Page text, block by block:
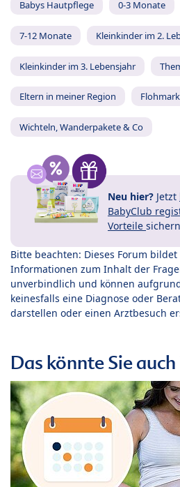
Babys Hautpflege 0-3 Monate
7-12 Monate Kleinkinder im 2.
Kleinkinder im 3. Lebensjahr
Eltern in meiner Region
Wichteln, Wanderpakete & Co
Neu hier? Jetzt
BabyClub
Vorteile
Bitte beachten: Dieses Forum
Informationen zum Inhalt der
unverbindlich und können
keinesfalls eine Diagnose oder
darstellen oder einen Arztbesuch
Das könnte Sie